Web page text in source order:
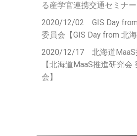
る産学官連携交通セミナー
2020/12/02 GIS Day
委員会【GIS Day from 北海
2020/12/17 北海道MaaS
【北海道 MaaS推進研究会
会 】